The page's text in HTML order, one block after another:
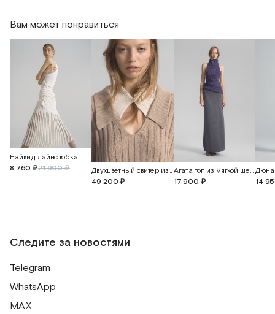
Вам может понравиться
Нэйкид лайнс юбка
8 760 ₽21 900 ₽
Двухцветный свитер из кашемира и перуанского хлопка
49 200 ₽
Агата топ из мягкой шерсти альпака
17 900 ₽
Дюна
14
Следите за новостями
Telegram
WhatsApp
MAX